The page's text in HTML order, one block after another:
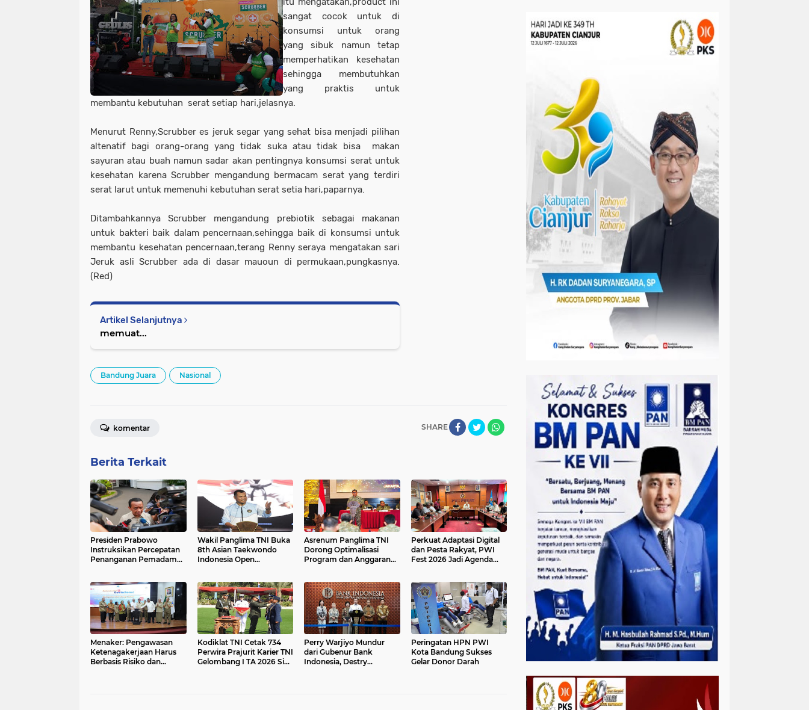
sangat cocok untuk di
konsumsi untuk orang
yang sibuk namun tetap
memperhatikan kesehatan
sehingga membutuhkan
yang praktis untuk
membantu kebutuhan serat setiap hari,jelasnya.
Menurut Renny,Scrubber es jeruk segar yang sehat bisa menjadi pilihan
altenatif bagi orang-orang yang tidak suka atau tidak bisa makan
sayuran atau buah namun sadar akan pentingnya konsumsi serat untuk
kesehatan karena Scrubber mengandung bermacam serat yang terdiri
serat larut untuk memenuhi kebutuhan serat setia hari,paparnya.
Ditambahkannya Scrubber mengandung prebiotik sebagai makanan
untuk bakteri baik dalam pencernaan,sehingga baik di konsumsi untuk
membantu kesehatan pencernaan,terang Renny seraya mengatakan sari
Jeruk asli Scrubber ada di dasar mauoun di permukaan,pungkasnya.
(Red)
Artikel Selanjutnya
memuat...
Bandung Juara Nasional
SHARE
komentar
Berita Terkait
Presiden Prabowo
Instruksikan Percepatan
Penanganan Pemadaman
Wakil Panglima TNI Buka
8th Asian Taekwondo
Indonesia Open
Asrenum Panglima TNI
Dorong Optimalisasi
Program dan Anggaran
Perkuat Adaptasi Digital
dan Pesta Rakyat, PWI
Fest 2026 Jadi Agenda
Menaker: Pengawasan
Ketenagakerjaan Harus
Berbasis Risiko dan
Kodiklat TNI Cetak 734
Perwira Prajurit Karier TNI
Gelombang I TA 2026 Siap
Perry Warjiyo Mundur
dari Gubenur Bank
Indonesia, Destry
Peringatan HPN PWI
Kota Bandung Sukses
Gelar Donor Darah